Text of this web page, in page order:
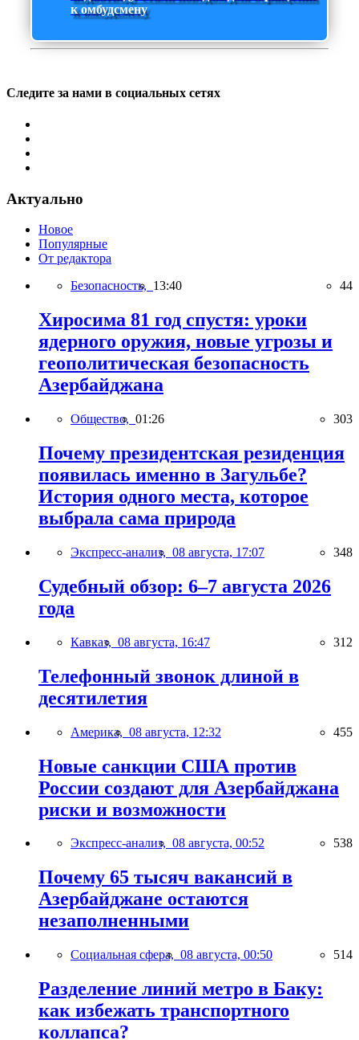
к омбудсмену
Следите за нами в социальных сетях
Актуально
Новое
Популярные
От редактора
Безопасность, 13:40 44
Хиросима 81 год спустя: уроки
ядерного оружия, новые угрозы и
геополитическая безопасность
Азербайджана
Общество, 01:26 303
Почему президентская резиденция
появилась именно в Загульбе?
История одного места, которое
выбрала сама природа
Экспресс-анализ, 08 августа, 17:07 348
Судебный обзор: 6–7 августа 2026
года
Кавказ, 08 августа, 16:47 312
Телефонный звонок длиной в
десятилетия
Америка, 08 августа, 12:32 455
Новые санкции США против
России создают для Азербайджана
риски и возможности
Экспресс-анализ, 08 августа, 00:52 538
Почему 65 тысяч вакансий в
Азербайджане остаются
незаполненными
Социальная сфера, 08 августа, 00:50 514
Разделение линий метро в Баку:
как избежать транспортного
коллапса?